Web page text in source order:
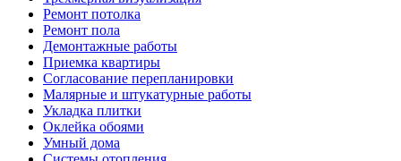
Ремонт потолка
Ремонт пола
Демонтажные работы
Приемка квартиры
Согласование перепланировки
Малярные и штукатурные работы
Укладка плитки
Оклейка обоями
Умный дома